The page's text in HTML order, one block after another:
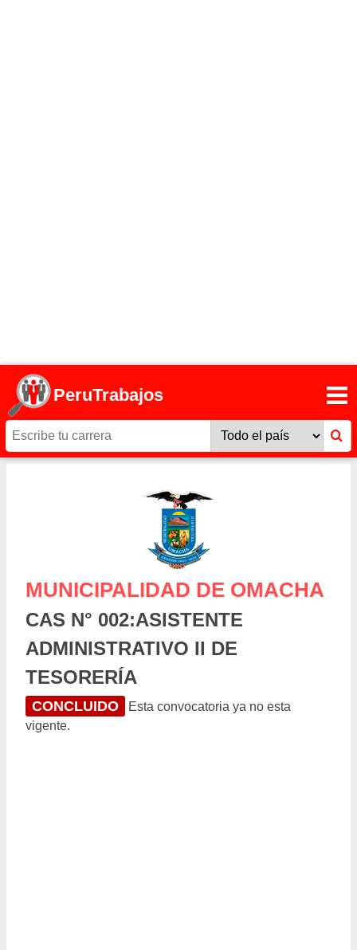
PeruTrabajos
MUNICIPALIDAD DE OMACHA
CAS N° 002:ASISTENTE
ADMINISTRATIVO II DE
TESORERÍA
CONCLUIDO
Esta convocatoria ya no esta
vigente.